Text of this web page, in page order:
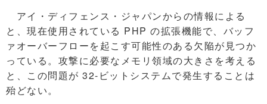
アイ・ディフェンス・ジャパンからの情報による
と、現在使用されている PHP の拡張機能で、バッフ
ァオーバーフローを起こす可能性のある欠陥が見つか
っている。攻撃に必要なメモリ領域の大きさを考える
と、この問題が 32-ビットシステムで発生することは
殆どない。